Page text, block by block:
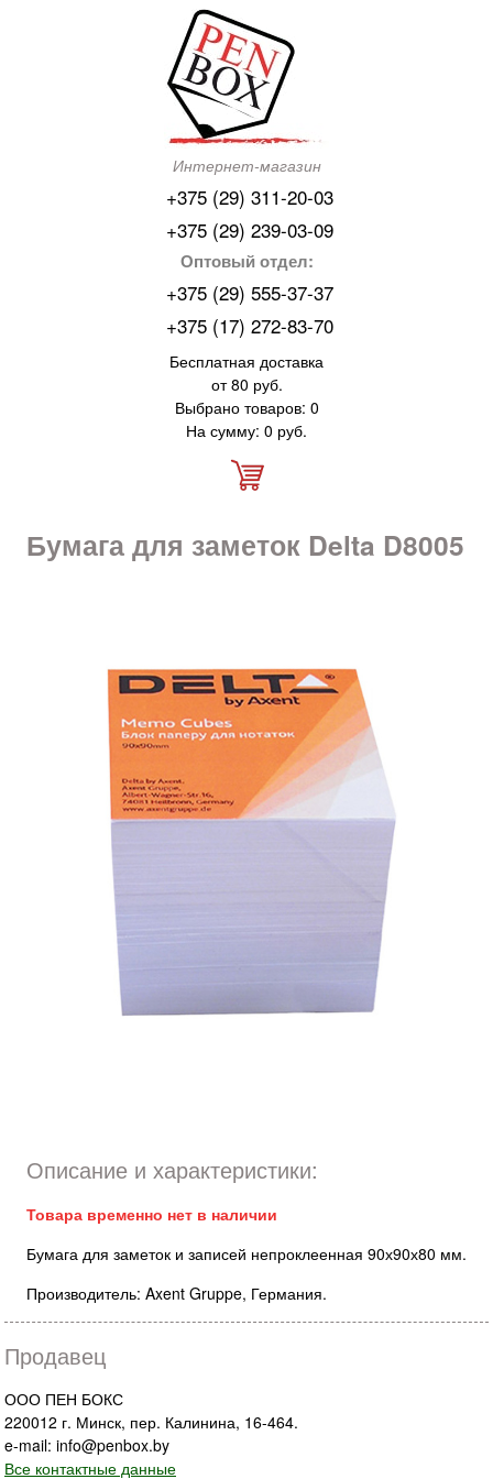
Интернет-магазин
+375 (29) 311-20-03
+375 (29) 239-03-09
Оптовый отдел:
+375 (29) 555-37-37
+375 (17) 272-83-70
Бесплатная доставка
от 80 руб.
Выбрано товаров: 0
На сумму: 0 руб.
Бумага для заметок Delta D8005
Описание и характеристики:
Товара временно нет в наличии
Бумага для заметок и записей непроклеенная 90х90х80 мм.
Производитель: Axent Gruppe, Германия.
Продавец
ООО ПЕН БОКС
220012 г. Минск, пер. Калинина, 16-464.
e-mail: info@penbox.by
Все контактные данные